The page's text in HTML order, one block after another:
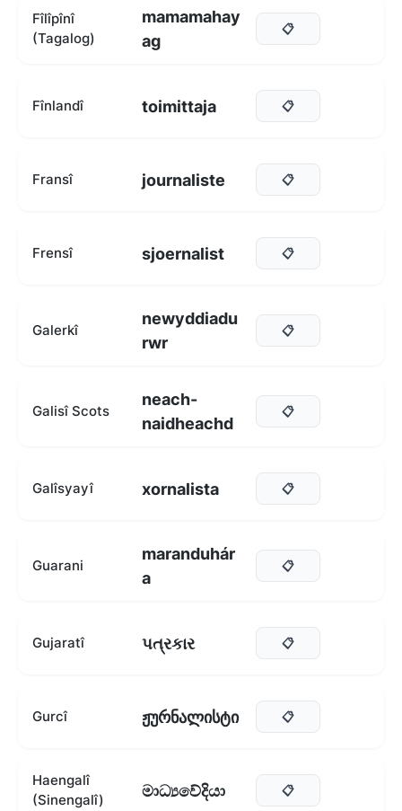
Fîlîpînî
(Tagalog)
mamamahay
ag
📋
Fînlandî toimittaja 📋
Fransî journaliste 📋
Frensî sjoernalist 📋
Galerkî
newyddiadu
rwr
📋
Galisî Scots
neach-
naidheachd
📋
Galîsyayî xornalista 📋
Guarani
maranduhár
a
📋
Gujaratî પત્રકાર 📋
Gurcî ჟურნალისტი 📋
Haengalî
(Sinengalî)
මාධ්‍යවේදියා 📋